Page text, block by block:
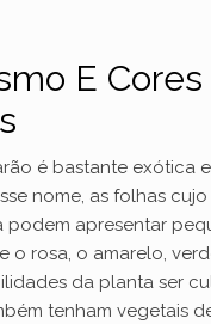
E Cores
é bastante exótica
nome, as folhas
podem apresentar
o rosa, o amarelo,
da planta ser
tenham vegetais